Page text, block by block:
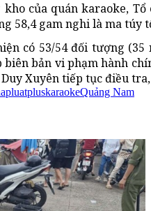
của quán karaoke,
58,4 gam nghi là ma túy
có 53/54 đối tượng
biên bản vi phạm hành
Xuyên tiếp tục điều
karaokeQuảng Nam